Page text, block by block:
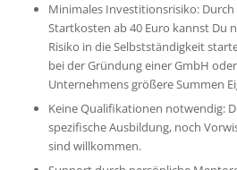
Minimales Investitionsrisiko: Durch
Startkosten ab 40 Euro kannst Du
Risiko in die Selbstständigkeit
bei der Gründung einer GmbH
Unternehmens größere Summen
Keine Qualifikationen notwendig:
spezifische Ausbildung, noch
sind willkommen.